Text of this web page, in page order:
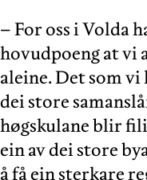
– For oss i Volda
hovudpoeng at vi
aleine. Det som
dei store
høgskulane blir
ein av dei store
å få ein sterkare